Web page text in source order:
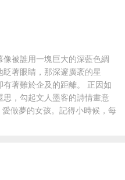
被誰用一塊巨大的深藍色綢
著眼睛，那深邃廣袤的星
著難於企及的距離。 正因如
，勾起文人墨客的詩情畫意
做夢的女孩。記得小時候，每